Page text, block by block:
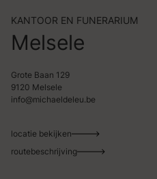
KANTOOR EN FUNERARIUM
Melsele
Grote Baan 129
9120 Melsele
info@michaeldeleu.be
locatie bekijken
routebeschrijving